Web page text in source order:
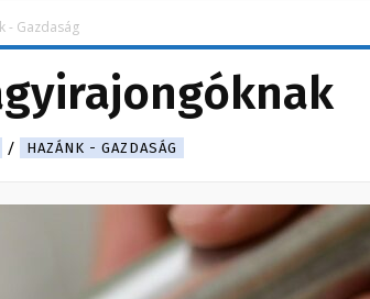
- Gazdaság
HAZÁNK - GAZDASÁG